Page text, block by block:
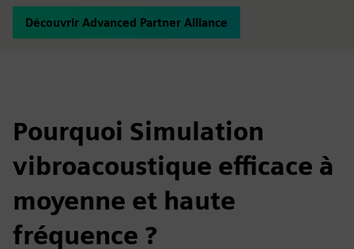
Découvrir Advanced Partner Alliance
Pourquoi Simulation
vibroacoustique efficace à
moyenne et haute
fréquence ?